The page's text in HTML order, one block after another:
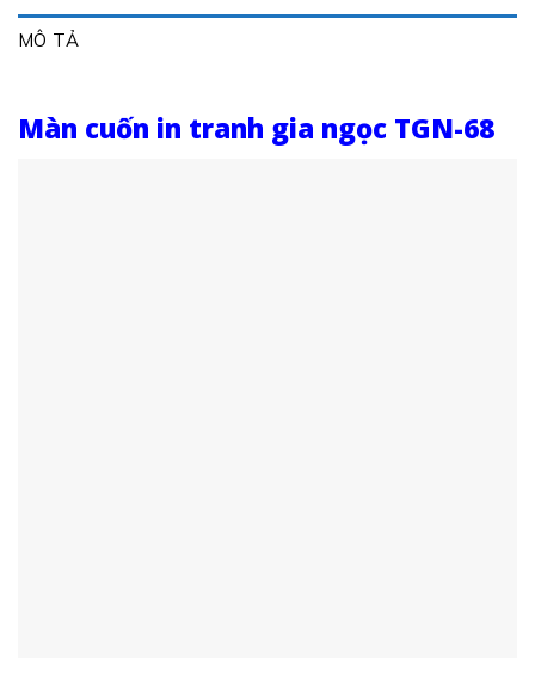
MÔ TẢ
Màn cuốn in tranh gia ngọc TGN-68